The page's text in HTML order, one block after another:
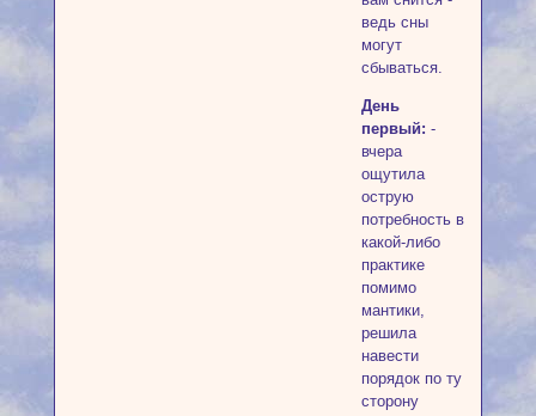
ведь сны
могут
сбываться.
День
первый: -
вчера
ощутила
острую
потребность в
какой-либо
практике
помимо
мантики,
решила
навести
порядок по ту
сторону